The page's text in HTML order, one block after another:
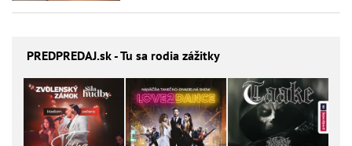
PREDPREDAJ.sk - Tu sa rodia zážitky